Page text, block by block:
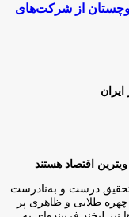
و بلوچستان از شرکت‌های
اقتصاد هستند
تحقیق درست و به‌نادرست
چهره طلایی و ظاهری پر